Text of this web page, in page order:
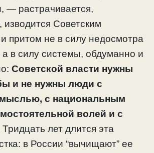
— растрачивается,
Советским
притом не в силу недосмотра
в силу системы, обдуманно и
Советской власти нужны
и не нужны люди с
с национальным
волей и с
Тридцать лет длится эта
в России “вычищают” ее